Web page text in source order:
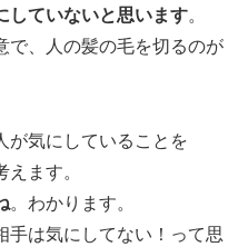
していないと思います。
で、人の髪の毛を切るのが
が気にしていることを
ます。
。わかります。
手は気にしてない！って思